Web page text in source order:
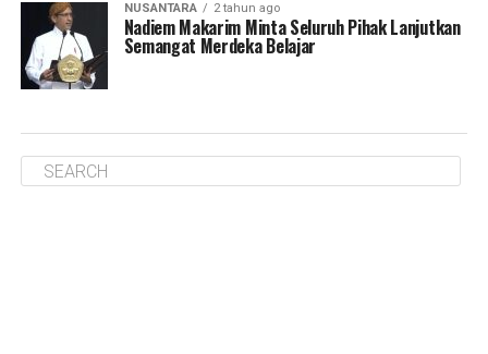
NUSANTARA 2 tahun ago
Nadiem Makarim Minta Seluruh Pihak Lanjutkan
Semangat Merdeka Belajar